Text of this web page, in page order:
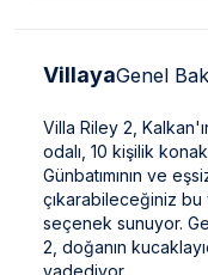
VillayaGenel
Villa Riley 2,
odalı, 10 kişilik
Günbatımının ve
çıkarabileceğiniz bu
seçenek sunuyor.
2, doğanın
vadediyor.